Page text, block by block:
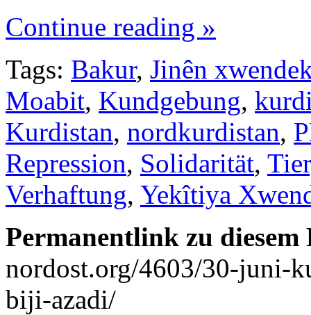
Continue reading »
Tags: Bakur, Jinên
Moabit, Kundgebung,
Kurdistan, nordkurdistan,
Repression, Solidarität,
Verhaftung, Yekîtiya
Permanentlink zu
nordost.org/4603/30-juni-
biji-azadi/